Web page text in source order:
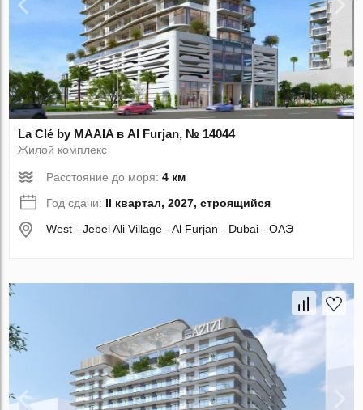
La Clé by MAAIA в Al Furjan, № 14044
Жилой комплекс
Расстояние до моря:4 км
Год сдачи: II квартал, 2027, строящийся
West - Jebel Ali Village - Al Furjan - Dubai - ОАЭ